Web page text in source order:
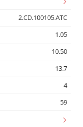
2.CD.100105.ATC
1.05
10.50
13.7
4
59